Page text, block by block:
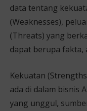
data tentang
(Weaknesses),
(Threats) yang
dapat berupa fakta,
Kekuatan
ada di dalam bisnis
yang unggul,